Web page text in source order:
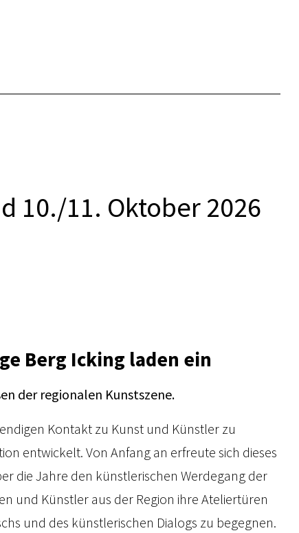
10./11. Oktober 2026
Berg Icking laden ein
der regionalen Kunstszene.
Kontakt zu Kunst und Künstler zu
entwickelt. Von Anfang an erfreute sich dieses
die Jahre den künstlerischen Werdegang der
und Künstler aus der Region ihre Ateliertüren
und des künstlerischen Dialogs zu begegnen.